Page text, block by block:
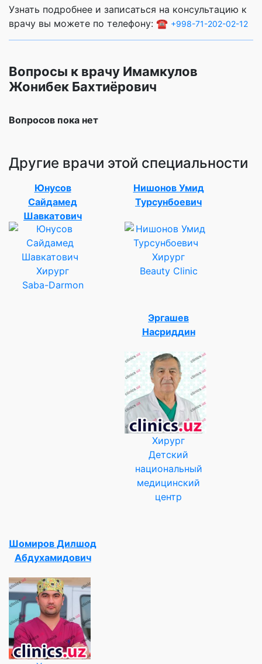
Узнать подробнее и записаться на консультацию к
врачу вы можете по телефону: ☎️ +998-71-202-02-12
Вопросы к врачу Имамкулов
Жонибек Бахтиёрович
Вопросов пока нет
Другие врачи этой специальности
Юнусов
Сайдамед
Шавкатович
Хирург
Saba-Darmon
Нишонов Умид
Турсунбоевич
Хирург
Beauty Clinic
Эргашев
Насриддин
Хирург
Детский
национальный
медицинский
центр
Шомиров Дилшод
Абдухамидович